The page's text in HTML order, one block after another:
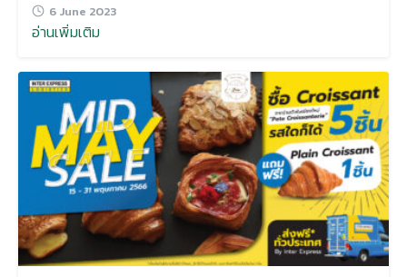
6 June 2023
อ่านเพิ่มเติม